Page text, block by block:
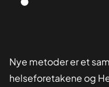
Nye metoder er et
helseforetakene og